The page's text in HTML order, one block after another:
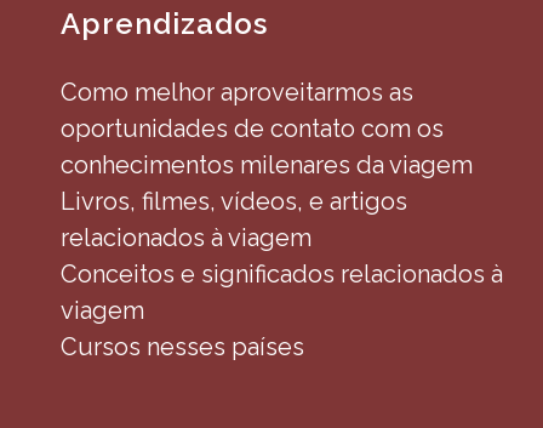
Aprendizados
Como melhor aproveitarmos as
oportunidades de contato com os
conhecimentos milenares da viagem
Livros, filmes, vídeos, e artigos
relacionados à viagem
Conceitos e significados relacionados à
viagem
Cursos nesses países